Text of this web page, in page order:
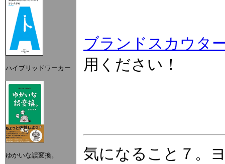
ハイブリッドワーカー
ゆかいな誤変換。
ブランドスカウタ
用ください！
気になること７。